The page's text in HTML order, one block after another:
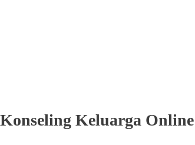
Konseling Keluarga